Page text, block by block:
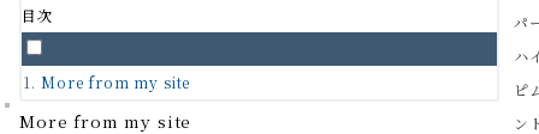
目次
More from my site
More from my site
パ
ハ
ピ
ン